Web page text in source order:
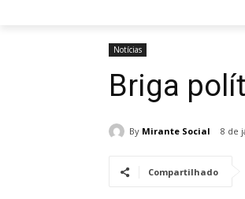
Notícias
Briga
By Mirante Social 8 de
Compartilhado